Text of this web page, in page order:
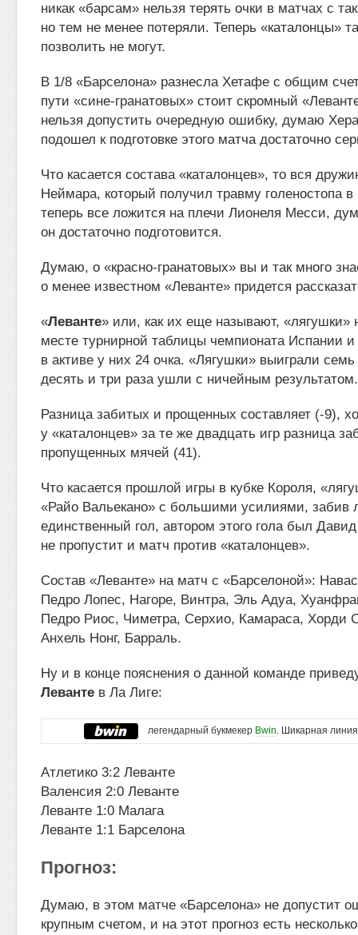
никак «барсам» нельзя терять очки в матчах с
но тем не менее потеряли. Теперь «каталонцы»
позволить не могут.
В 1/8 «Барселона» разнесла Хетафе с общим
пути «сине-гранатовых» стоит скромный
нельзя допустить очередную ошибку, думаю
подошел к подготовке этого матча достаточно
Что касается состава «каталонцев», то вся
Неймара, который получил травму голеностопа
теперь все ложится на плечи Лионеля Месси,
он достаточно подготовится.
Думаю, о «красно-гранатовых» вы и так много
о менее известном «Леванте» придется
«Леванте» или, как их еще называют, «лягушки»
месте турнирной таблицы чемпионата Испании
в активе у них 24 очка. «Лягушки» выиграли семь
десять и три раза ушли с ничейным результатом.
Разница забитых и прощенных составляет (-9),
у «каталонцев» за те же двадцать игр разница
пропущенных мячей (41).
Что касается прошлой игры в кубке Короля,
«Райо Вальекано» с большими усилиями, забив
единственный гол, автором этого гола был
не пропустит и матч против «каталонцев».
Состав «Леванте» на матч с «Барселоной»:
Педро Лопес, Нагоре, Винтра, Эль Адуа,
Педро Риос, Чиметра, Серхио, Камараса, Хорди
Анхель Нонг, Барраль.
Ну и в конце пояснения о данной команде
Леванте в Ла Лиге:
легендарный букмекер Bwin. Шикарная
Атлетико 3:2 Леванте
Валенсия 2:0 Леванте
Леванте 1:0 Малага
Леванте 1:1 Барселона
Прогноз:
Думаю, в этом матче «Барселона» не допустит
крупным счетом, и на этот прогноз есть